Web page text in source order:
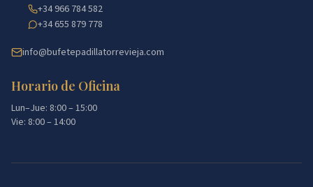
+34 966 784 582
+34 655 879 778
info@bufetepadillatorrevieja.com
Horario de Oficina
Lun–Jue: 8:00 – 15:00
Vie: 8:00 – 14:00